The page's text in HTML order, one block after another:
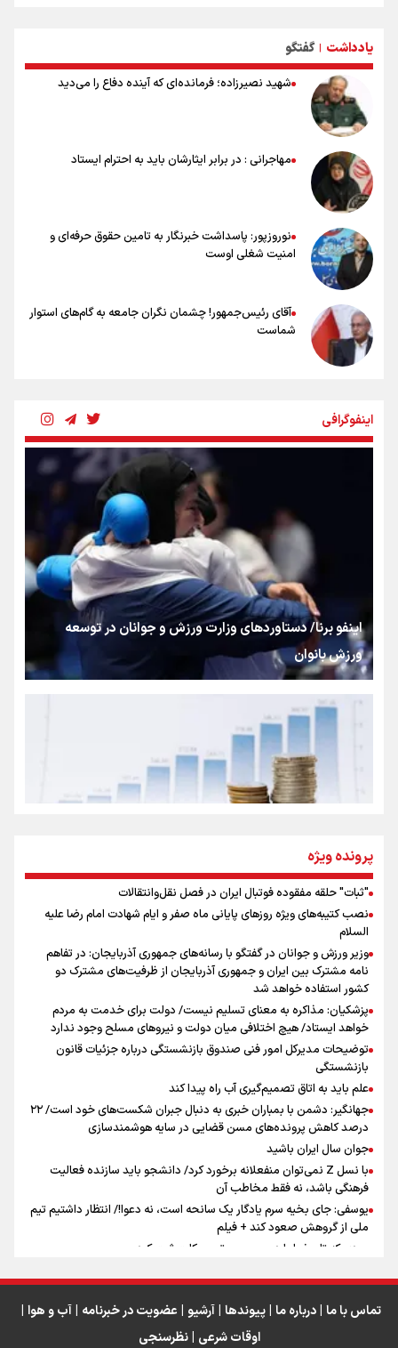
ورود مواد آلاینده به منابع آب از نگرانی‌های جدی دوران جنگ است/ خطر از
دست رفتن باروری خاک
مروری بر زندگینامه خبرنگار شهید «محمود صارمی»
۱۷ مرداد؛ روز خبرنگار
خانواده شهید لاریجانی: از اظهارات شتاب‌زده درباره چگونگی شهادت اجتناب
کنید
اشک‌های CR7 به قیمت ۲۳ سال تلاش؛ گریه نکن آقای رونالدو
حیدری: افزایش تیم‌های جام جهانی هم سود داشت و هم ضرر/ تیم ملی در
جام جهانی مردود نشد
یادداشت | گفتگو
شهید نصیرزاده؛ فرمانده‌ای که آینده دفاع را می‌دید
مهاجرانی : در برابر ایثارشان باید به احترام ایستاد
نوروزپور: پاسداشت خبرنگار به تامین حقوق حرفه‌ای و
امنیت شغلی اوست
آقای رئیس‌جمهور! چشمان نگران جامعه به گام‌های استوار
شماست
بنزین؛ تدبیری برای حفظ امنیت انرژی
«هورامان»؛ میراثی که جهان را شیفته کرد
شکستگیِ بزرگ؛ روایتِ یک استخوان، یک نسل، یک توهم!
رسانه ملی و حق مردم برای شنیدن صدای رئیس‌جمهوری
روایت ایران از کنار مردم
جمله‌ای که بغض چهارماهه را شکست؛ «آهای مردم، آقا از
تهران رفتند»
سه حسرتی که به دلم ماند
اینفوگرافی
اینفو برنا/ دستاوردهای وزارت ورزش و جوانان در توسعه
ورزش بانوان
اینفو برنا/ میزان مالیات بر ارزش افزوده چقدر است؟
اینفو برنا / ۴ مسیر اصلی پیاده روی اربعین در عراق
پرونده ویژه
"ثبات" حلقه مفقوده فوتبال ایران در فصل نقل‌وانتقالات
نصب کتیبه‌های ویژه روزهای پایانی ماه صفر و ایام شهادت امام رضا علیه
السلام
وزیر ورزش و جوانان در گفتگو با رسانه‌های جمهوری آذربایجان: در تفاهم
نامه مشترک بین ایران و جمهوری آذربایجان از ظرفیت‌های مشترک دو
کشور استفاده خواهد شد
پزشکیان: مذاکره به معنای تسلیم نیست/ دولت برای خدمت به مردم
خواهد ایستاد/ هیچ اختلافی میان دولت و نیروهای مسلح وجود ندارد
توضیحات مدیرکل امور فنی صندوق بازنشستگی درباره جزئیات قانون
بازنشستگی
علم باید به اتاق تصمیم‌گیری آب راه پیدا کند
جهانگیر: دشمن با بمباران خبری به دنبال جبران شکست‌های خود است/ ۲۲
درصد کاهش پرونده‌های مسن قضایی در سایه هوشمندسازی
جوان سال ایران باشید
با نسل Z نمی‌توان منفعلانه برخورد کرد/ دانشجو باید سازنده فعالیت
فرهنگی باشد، نه فقط مخاطب آن
یوسفی: جای بخیه سرم یادگار یک سانحه است، نه دعوا!/ انتظار داشتیم تیم
ملی از گروهش صعود کند + فیلم
مردی که تاریخ را با دوربین و موتورسیکلت ثبت کرد
انتظار حضور تیم‌های بزرگ مثل استقلال در لیگ هستیم
تماس با ما درباره ما پیوندها آرشیو عضویت در خبرنامه آب و هوا
اوقات شرعی نظرسنجی